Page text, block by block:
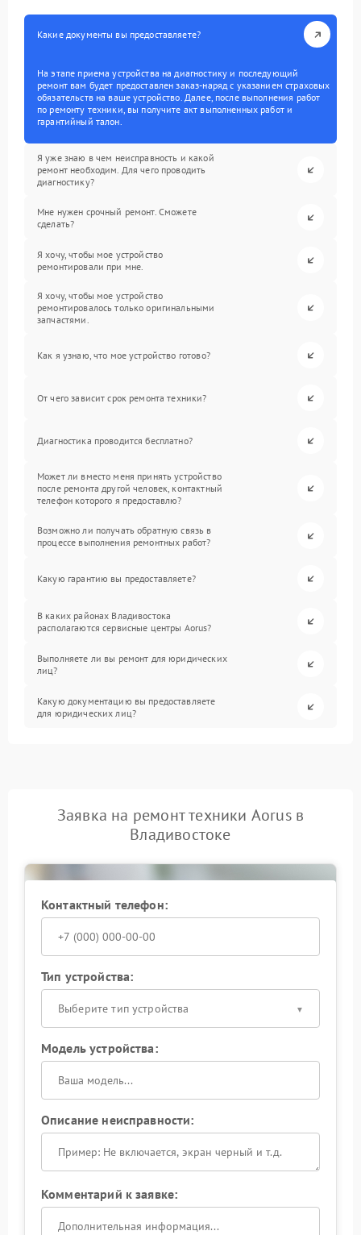
Какие документы вы предоставляете?
На этапе приема устройства на диагностику и последующий
ремонт вам будет предоставлен заказ-наряд с указанием страховых
обязательств на ваше устройство. Далее, после выполнения работ
по ремонту техники, вы получите акт выполненных работ и
гарантийный талон.
Я уже знаю в чем неисправность и какой
ремонт необходим. Для чего проводить
диагностику?
Мне нужен срочный ремонт. Сможете
сделать?
Я хочу, чтобы мое устройство
ремонтировали при мне.
Я хочу, чтобы мое устройство
ремонтировалось только оригинальными
запчастями.
Как я узнаю, что мое устройство готово?
От чего зависит срок ремонта техники?
Диагностика проводится бесплатно?
Может ли вместо меня принять устройство
после ремонта другой человек, контактный
телефон которого я предоставлю?
Возможно ли получать обратную связь в
процессе выполнения ремонтных работ?
Какую гарантию вы предоставляете?
В каких районах Владивостока
располагаются сервисные центры Aorus?
Выполняете ли вы ремонт для юридических
лиц?
Какую документацию вы предоставляете
для юридических лиц?
Заявка на ремонт техники Aorus в
Владивостоке
Контактный телефон:
Тип устройства:
Выберите тип устройства
Модель устройства:
Описание неисправности:
Комментарий к заявке: